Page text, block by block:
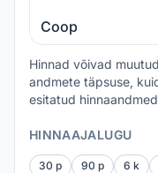
Coop
Hinnad võivad
andmete täpsuse,
esitatud
HINNAAJALUGU
30 p 90 p 6 k